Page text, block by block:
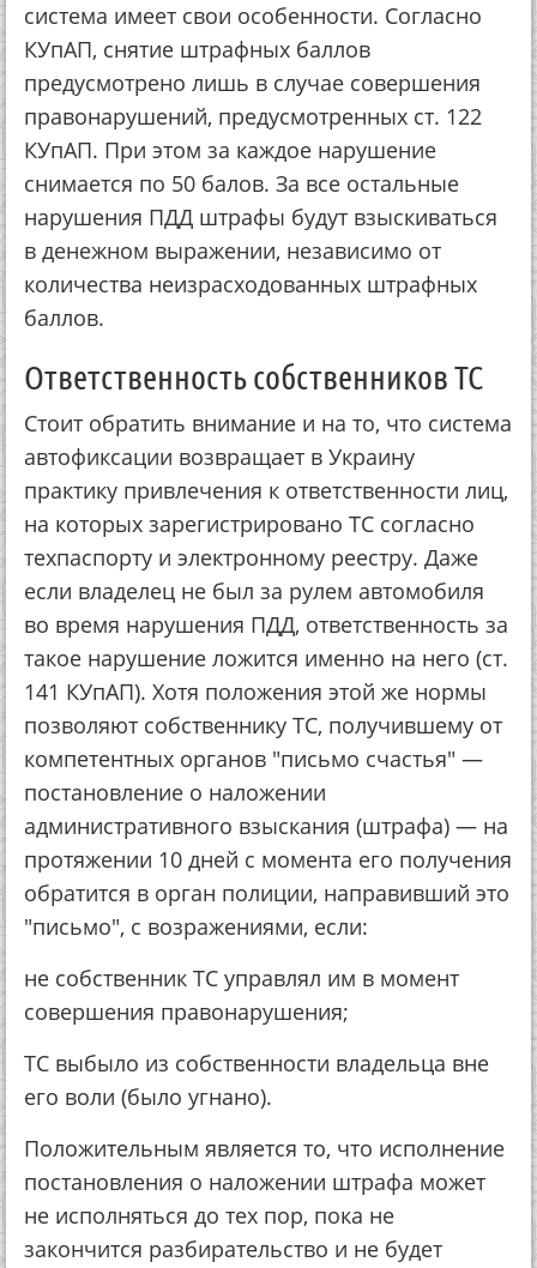
система имеет свои особенности. Согласно
КУпАП, снятие штрафных баллов
предусмотрено лишь в случае совершения
правонарушений, предусмотренных ст. 122
КУпАП. При этом за каждое нарушение
снимается по 50 балов. За все остальные
нарушения ПДД штрафы будут взыскиваться
в денежном выражении, независимо от
количества неизрасходованных штрафных
баллов.
Ответственность собственников ТС
Стоит обратить внимание и на то, что система
автофиксации возвращает в Украину
практику привлечения к ответственности лиц,
на которых зарегистрировано ТС согласно
техпаспорту и электронному реестру. Даже
если владелец не был за рулем автомобиля
во время нарушения ПДД, ответственность за
такое нарушение ложится именно на него (ст.
141 КУпАП). Хотя положения этой же нормы
позволяют собственнику ТС, получившему от
компетентных органов "письмо счастья" —
постановление о наложении
административного взыскания (штрафа) — на
протяжении 10 дней с момента его получения
обратится в орган полиции, направивший это
"письмо", с возражениями, если:
не собственник ТС управлял им в момент
совершения правонарушения;
ТС выбыло из собственности владельца вне
его воли (было угнано).
Положительным является то, что исполнение
постановления о наложении штрафа может
не исполняться до тех пор, пока не
закончится разбирательство и не будет